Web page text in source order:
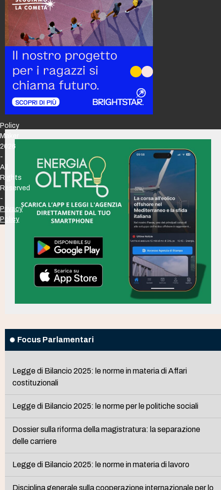
Focus Parlamentari
Legge di Bilancio 2025: le norme in materia di Affari
costituzionali
Legge di Bilancio 2025: le norme per le politiche sociali
Dossier sulla riforma della magistratura: la separazione
delle carriere
Legge di Bilancio 2025: le norme in materia di lavoro
Disciplina generale sulla cooperazione internazionale per lo
Policy
Maker
2026
-
All
Rights
Reserved
-
Privacy
Policy